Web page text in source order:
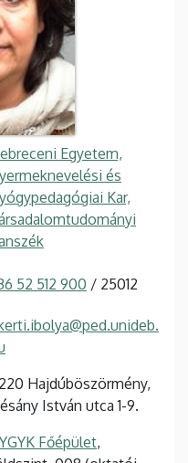
Egyetem,
és
Kar,
52 512 900 / 25012
Hajdúböszörmény,
István utca 1-9.
Főépület,